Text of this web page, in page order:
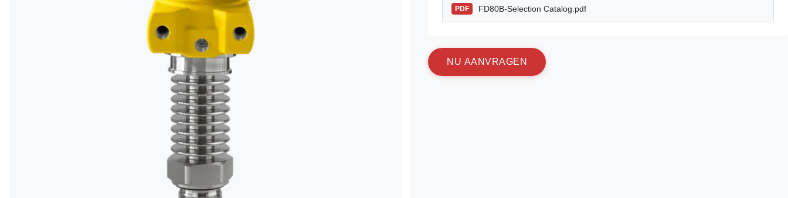
PDF FD80B-Selection Catalog.pdf
N U AA NVRAGE N